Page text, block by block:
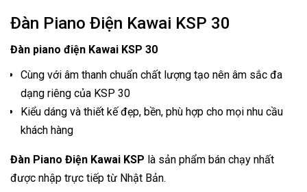
Đàn Piano Điện Kawai KSP 30
Đàn piano điện Kawai KSP 30
Cùng với âm thanh chuẩn chất lượng tạo nên âm sắc đa
dạng riêng của KSP 30
Kiểu dáng và thiết kế đẹp, bền, phù hợp cho mọi nhu cầu
khách hàng
Đàn Piano Điện Kawai KSP là sản phẩm bán chạy nhất
được nhập trực tiếp từ Nhật Bản.